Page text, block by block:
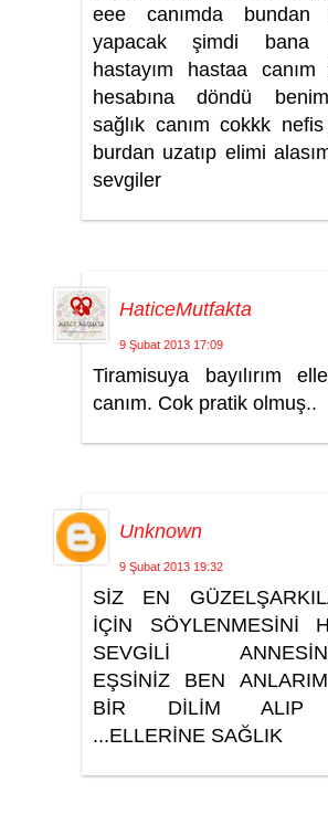
eee canımda
yapacak şimdi
hastayım hastaa
hesabına döndü
sağlık canım cokkk
burdan uzatıp elimi
sevgiler
HaticeMutfakta
9 Şubat 2013 17:09
Tiramisuya bayılırım
canım. Cok pratik olmuş..
Unknown
9 Şubat 2013 19:32
SİZ EN
İÇİN SÖYLENMESİNİ
SEVGİLİ
EŞSİNİZ BEN
BİR DİLİM ALIP
...ELLERİNE SAĞLIK